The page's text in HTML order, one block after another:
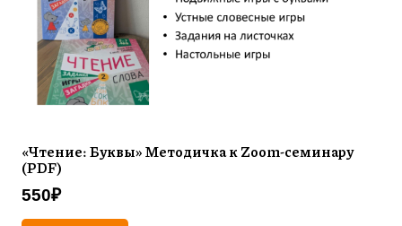
«Чтение: Буквы» Методичка к Zoom-семинару
(PDF)
550₽